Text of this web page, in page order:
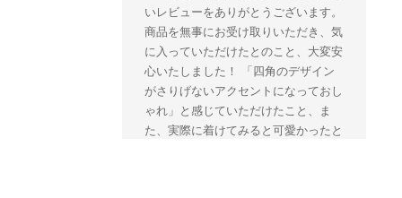
いレビューをありがとうございます。
商品を無事にお受け取りいただき、気
に入っていただけたとのこと、大変安
心いたしました！ 「四角のデザイン
がさりげないアクセントになっておし
ゃれ」と感じていただけたこと、ま
た、実際に着けてみると可愛かったと